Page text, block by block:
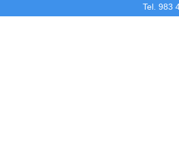
Tel. 983